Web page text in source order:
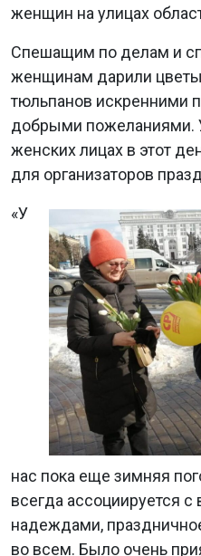
женщин на улицах
Спешащим по делам и
женщинам дарили
тюльпанов искренними
добрыми пожеланиями.
женских лицах в этот
для организаторов
«У
нас пока еще зимняя
всегда ассоциируется
надеждами,
во всем. Было очень